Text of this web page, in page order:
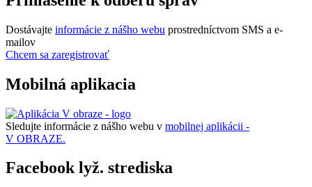
Dostávajte informácie z nášho webu prostredníctvom SMS a e-
mailov
Chcem sa zaregistrovať
Mobilná aplikacia
Sledujte informácie z nášho webu v mobilnej aplikácii -
V OBRAZE.
Facebook lyž. strediska